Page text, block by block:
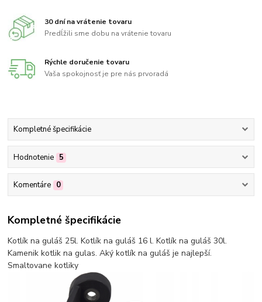
30 dní na vrátenie tovaru
Predĺžili sme dobu na vrátenie tovaru
Rýchle doručenie tovaru
Vaša spokojnosť je pre nás prvoradá
Kompletné špecifikácie
Hodnotenie 5
Komentáre 0
Kompletné špecifikácie
Kotlík na guláš 25l. Kotlík na guláš 16 l. Kotlík na guláš 30l.
Kamenik kotlik na gulas. Aký kotlík na guláš je najlepší.
Smaltovane kotliky